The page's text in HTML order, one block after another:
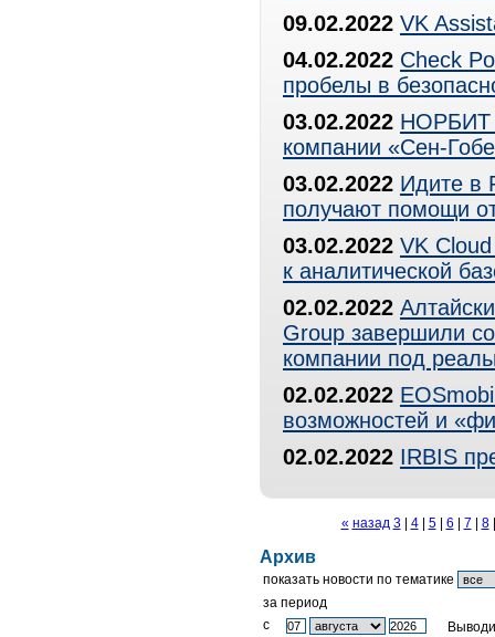
09.02.2022 VK
04.02.2022 Check
пробелы в
03.02.2022 НОРБИТ
компании «Сен-
03.02.2022 Идите в
получают помощи
03.02.2022 VK
к аналитической
02.02.2022
Group завершили
компании под
02.02.2022
возможностей и
02.02.2022 IRBIS
« назад 3| 4| 5| 6 7 8
Архив
показать новости по тематике
за период
c